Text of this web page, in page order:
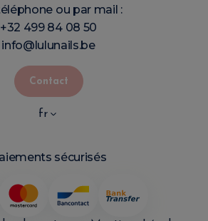
ou par mail :
+32 499 84 08 50
info@lulunails.be
Contact
fr
sécurisés